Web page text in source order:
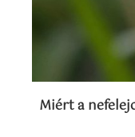
Miért a